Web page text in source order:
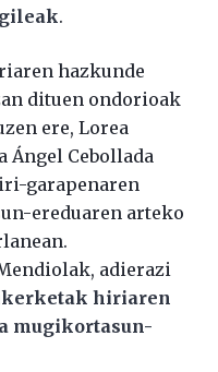
.
hazkunde
dituen ondorioak
ere, Lorea
Ángel Cebollada
garapenaren
ereduaren arteko
adierazi
hiriaren
mugikortasun-